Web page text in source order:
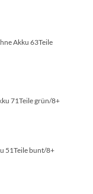
Akku 63Teile
71Teile grün/­8+
51Teile bunt/­8+